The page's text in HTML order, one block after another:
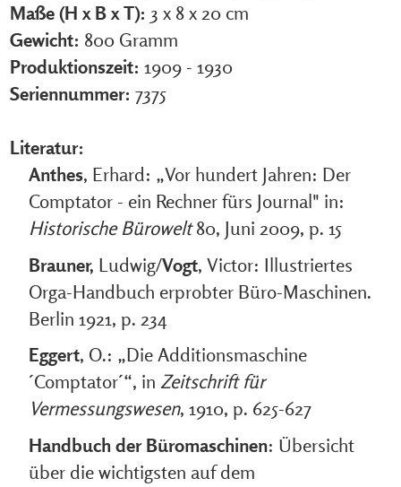
Maße (H x B x T): 3 x 8 x 20 cm
Gewicht: 800 Gramm
Produktionszeit: 1909 - 1930
Seriennummer: 7375
Literatur:
Anthes, Erhard: „Vor hundert Jahren: Der
Comptator - ein Rechner fürs Journal" in:
Historische Bürowelt80, Juni 2009, p. 15
Brauner, Ludwig/Vogt, Victor: Illustriertes
Orga-Handbuch erprobter Büro-Maschinen.
Berlin 1921, p. 234
Eggert, O.: „Die Additionsmaschine
´Comptator´“, in Zeitschrift für
Vermessungswesen, 1910, p. 625-627
Handbuch der Büromaschinen: Übersicht
über die wichtigsten auf dem